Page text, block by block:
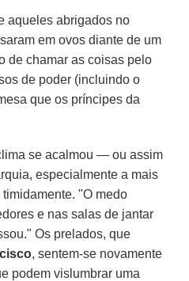
aqueles abrigados no
em ovos diante de um
de chamar as coisas pelo
de poder (incluindo o
que os príncipes da
se acalmou — ou assim
especialmente a mais
"O medo
e nas salas de jantar
Os prelados, que
, sentem-se novamente
podem vislumbrar uma